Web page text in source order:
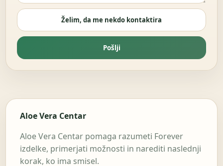
Želim, da me nekdo kontaktira
Pošlji
Aloe Vera Centar
Aloe Vera Centar pomaga razumeti Forever
izdelke, primerjati možnosti in narediti naslednji
korak, ko ima smisel.